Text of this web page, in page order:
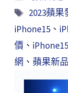
2023蘋
iPhone15 、
價 、
網 、 蘋果新品